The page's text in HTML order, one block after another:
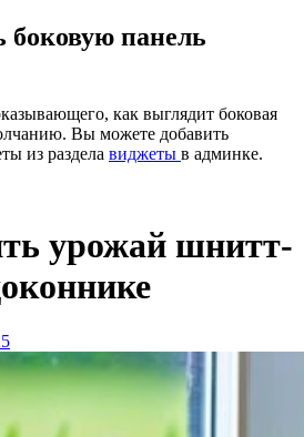
боковую панель
как выглядит боковая
Вы можете добавить
из раздела виджеты в админке.
урожай шнитт-